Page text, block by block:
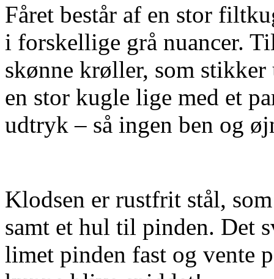
Fåret består af en stor
i forskellige grå nuancer.
skønne krøller, som stikker
en stor kugle lige med et
udtryk – så ingen ben og
Klodsen er rustfrit stål,
samt et hul til pinden. Det
limet pinden fast og vente